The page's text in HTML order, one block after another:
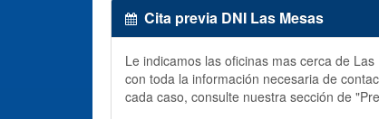
Cita previa DNI Las Mesas
Le indicamos las oficinas mas cerca de
con toda la información necesaria de
cada caso, consulte nuestra sección de